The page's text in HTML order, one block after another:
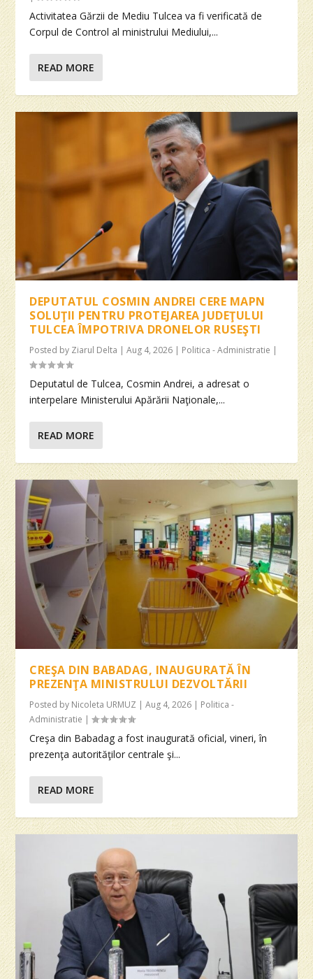
Activitatea Gărzii de Mediu Tulcea va fi verificată de
Corpul de Control al ministrului Mediului,...
READ MORE
DEPUTATUL COSMIN ANDREI CERE MAPN
SOLUŢII PENTRU PROTEJAREA JUDEŢULUI
TULCEA ÎMPOTRIVA DRONELOR RUSEŞTI
Posted by Ziarul Delta |Aug 4, 2026 Politica - Administratie
Deputatul de Tulcea, Cosmin Andrei, a adresat o
interpelare Ministerului Apărării Naţionale,...
READ MORE
CREŞA DIN BABADAG, INAUGURATĂ ÎN
PREZENŢA MINISTRULUI DEZVOLTĂRII
Posted by Nicoleta URMUZ |Aug 4, 2026 | Politica -
Administratie |
Creşa din Babadag a fost inaugurată oficial, vineri, în
prezenţa autorităţilor centrale şi...
READ MORE